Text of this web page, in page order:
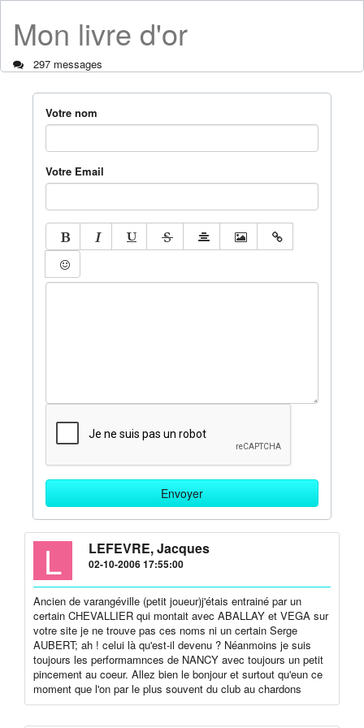
Mon livre d'or
297 messages
Votre nom
Votre Email
L LEFEVRE, Jacques
02-10-2006 17:55:00
Ancien de varangéville (petit joueur)j'étais entrainé par un
certain CHEVALLIER qui montait avec ABALLAY et VEGA sur
votre site je ne trouve pas ces noms ni un certain Serge
AUBERT; ah ! celui là qu'est-il devenu ? Néanmoins je suis
toujours les performamnces de NANCY avec toujours un petit
pincement au coeur. Allez bien le bonjour et surtout qu'eun ce
moment que l'on par le plus souvent du club au chardons